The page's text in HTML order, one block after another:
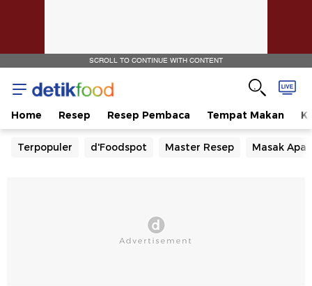
SCROLL TO CONTINUE WITH CONTENT
Home Resep Resep Pembaca Tempat Makan
Terpopuler d'Foodspot Master Resep Masak Apa